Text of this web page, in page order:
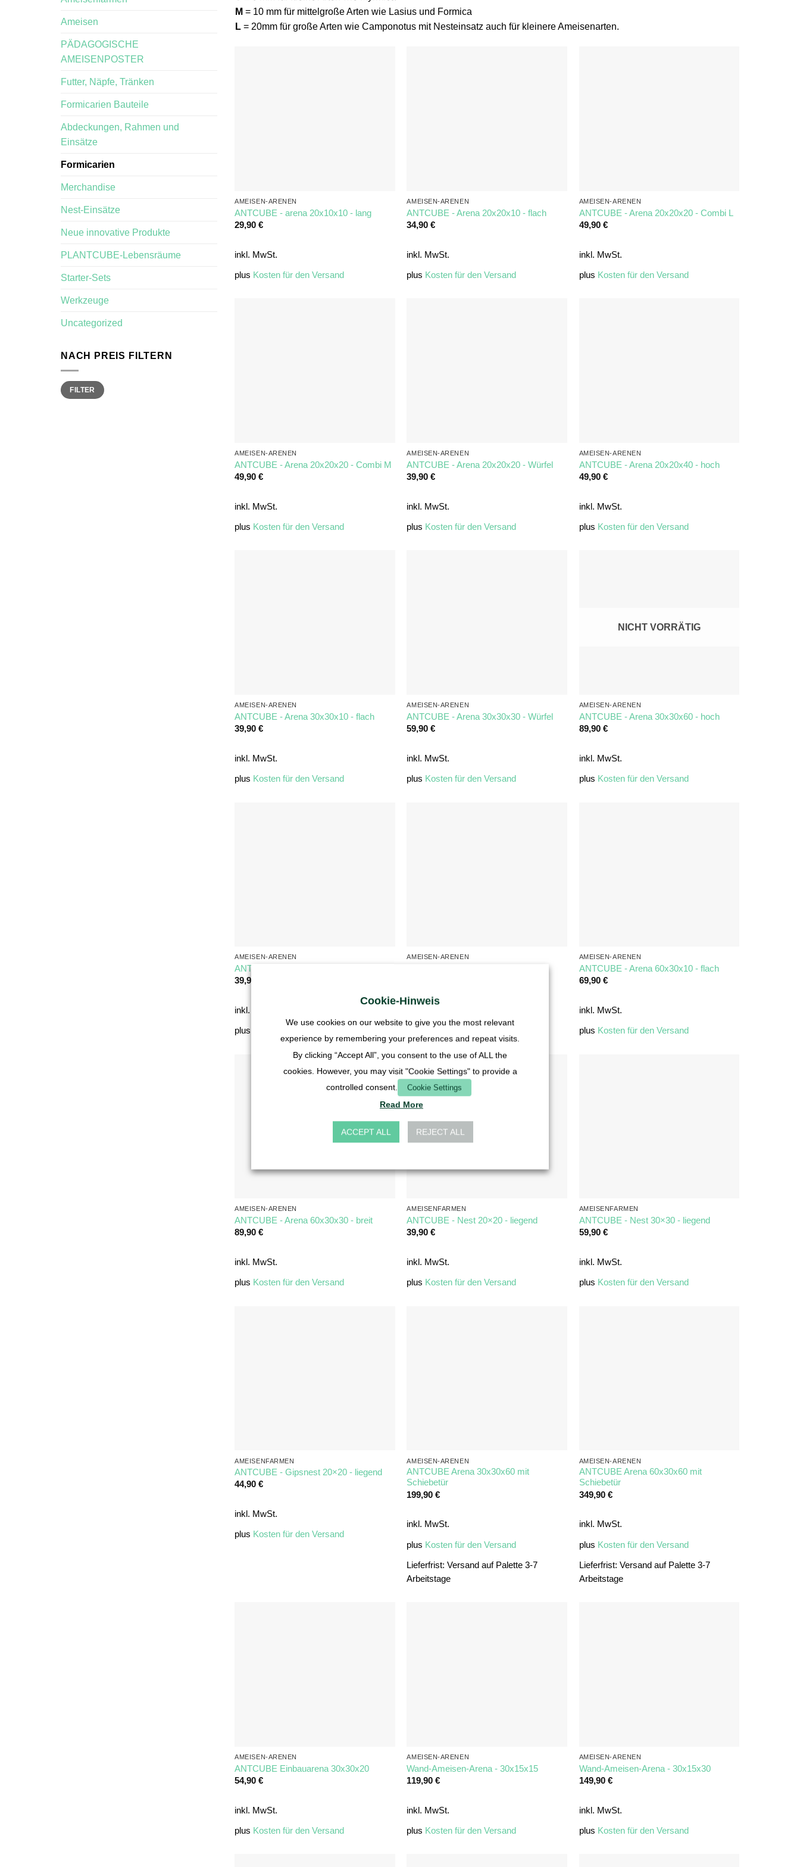
Ameisen
PÄDAGOGISCHE
AMEISENPOSTER
Futter, Näpfe, Tränken
Formicarien Bauteile
Abdeckungen, Rahmen und
Einsätze
Formicarien
Merchandise
Nest-Einsätze
Neue innovative Produkte
PLANTCUBE-Lebensräume
Starter-Sets
Werkzeuge
Uncategorized
NACH PREIS FILTERN
Min.
Preis
Max.
PreisFILTER
M= 10 mm für mittelgroße Arten wie Lasius und Formica
L= 20mm für große Arten wie Camponotus mit Nesteinsatz auch für kleinere Ameisenarten.
AMEISEN-ARENEN
ANTCUBE - arena 20x10x10 - lang
29,90€
inkl. MwSt.
plus Kosten für den Versand
AMEISEN-ARENEN
ANTCUBE - Arena 20x20x10 - flach
34,90€
inkl. MwSt.
plus Kosten für den Versand
AMEISEN-ARENEN
ANTCUBE - Arena 20x20x20 - Combi L
49,90 €
inkl. MwSt.
plus Kosten für den Versand
AMEISEN-ARENEN
ANTCUBE - Arena 20x20x20 - Combi M
49,90€
inkl. MwSt.
plus Kosten für den Versand
AMEISEN-ARENEN
ANTCUBE - Arena 20x20x20 - Würfel
39,90€
inkl. MwSt.
plus Kosten für den Versand
AMEISEN-ARENEN
ANTCUBE - Arena 20x20x40 - hoch
49,90 €
inkl. MwSt.
plus Kosten für den Versand
AMEISEN-ARENEN
ANTCUBE - Arena 30x30x10 - flach
39,90€
inkl. MwSt.
plus Kosten für den Versand
AMEISEN-ARENEN
ANTCUBE - Arena 30x30x30 - Würfel
59,90€
inkl. MwSt.
plus Kosten für den Versand
NICHT VORRÄTIG
AMEISEN-ARENEN
ANTCUBE - Arena 30x30x60 - hoch
89,90 €
inkl. MwSt.
plus Kosten für den Versand
AMEISEN-ARENEN
ANTCUBE - Arena 40x20x10 - flach
39,90
inkl. MwSt.
plus
AMEISEN-ARENEN
plus Kosten für den Versand
AMEISEN-ARENEN
ANTCUBE - Arena 60x30x10 - flach
69,90 €
inkl. MwSt.
plus Kosten für den Versand
AMEISEN-ARENEN
ANTCUBE - Arena 60x30x30 - breit
89,90€
inkl. MwSt.
plus Kosten für den Versand
AMEISENFARMEN
ANTCUBE - Nest 20×20 - liegend
39,90€
inkl. MwSt.
plus Kosten für den Versand
AMEISENFARMEN
ANTCUBE - Nest 30×30 - liegend
59,90 €
inkl. MwSt.
plus Kosten für den Versand
AMEISENFARMEN
ANTCUBE - Gipsnest 20×20 - liegend
44,90€
inkl. MwSt.
plus Kosten für den Versand
AMEISEN-ARENEN
ANTCUBE Arena 30x30x60 mit
Schiebetür
199,90€
inkl. MwSt.
plus Kosten für den Versand
Lieferfrist:Versand auf Palette 3-7
Arbeitstage
AMEISEN-ARENEN
ANTCUBE Arena 60x30x60 mit
Schiebetür
349,90 €
inkl. MwSt.
plus Kosten für den Versand
Lieferfrist: Versand auf Palette 3-7
Arbeitstage
AMEISEN-ARENEN
ANTCUBE Einbauarena 30x30x20
54,90€
inkl. MwSt.
plus Kosten für den Versand
AMEISEN-ARENEN
Wand-Ameisen-Arena - 30x15x15
119,90€
inkl. MwSt.
plus Kosten für den Versand
AMEISEN-ARENEN
Wand-Ameisen-Arena - 30x15x30
149,90 €
inkl. MwSt.
plus Kosten für den Versand
Cookie-Hinweis
We use cookies on our website to give you the most relevant
experience by remembering your preferences and repeat visits.
By clicking “Accept All”, you consent to the use of ALL the
cookies. However, you may visit "Cookie Settings" to provide a
controlled consent.
Cookie Settings
Read More
ACCEPT ALL REJECT ALL